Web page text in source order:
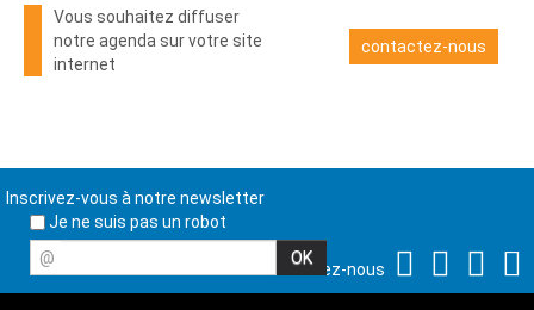
Vous souhaitez diffuser
notre agenda sur votre site
internet
contactez-nous
Inscrivez-vous à notre newsletter
Je ne suis pas un robot
@
Suivez-nous